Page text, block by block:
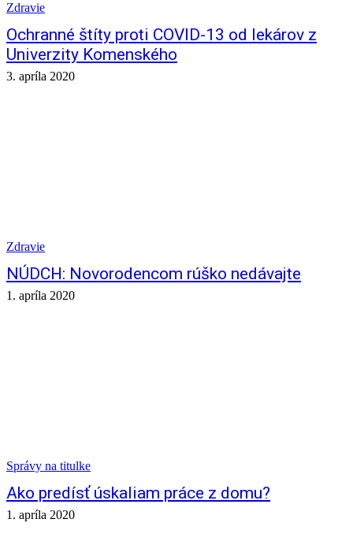
Zdravie
Ochranné štíty proti COVID-13 od lekárov z
Univerzity Komenského
3. apríla 2020
Zdravie
NÚDCH: Novorodencom rúško nedávajte
1. apríla 2020
Správy na titulke
Ako predísť úskaliam práce z domu?
1. apríla 2020